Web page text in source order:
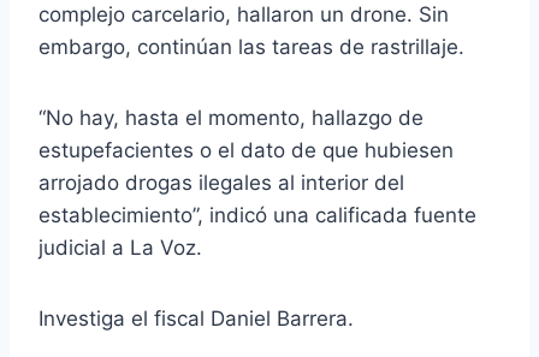
complejo carcelario, hallaron un drone. Sin
embargo, continúan las tareas de rastrillaje.
“No hay, hasta el momento, hallazgo de
estupefacientes o el dato de que hubiesen
arrojado drogas ilegales al interior del
establecimiento”, indicó una calificada fuente
judicial a La Voz.
Investiga el fiscal Daniel Barrera.